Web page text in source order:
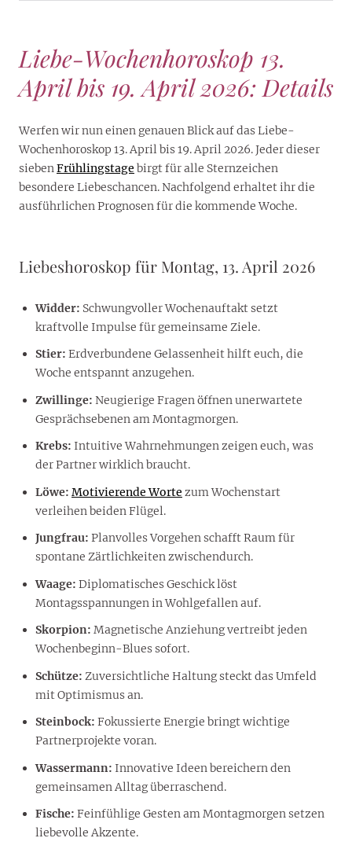
Liebe-Wochenhoroskop 13.
April bis 19. April 2026: Details
Werfen wir nun einen genauen Blick auf das Liebe-
Wochenhoroskop 13. April bis 19. April 2026. Jeder dieser
siebenFrühlingstage birgt für alle Sternzeichen
besondere Liebeschancen. Nachfolgend erhaltet ihr die
ausführlichen Prognosen für die kommende Woche.
Liebeshoroskop für Montag, 13. April 2026
Widder: Schwungvoller Wochenauftakt setzt
kraftvolle Impulse für gemeinsame Ziele.
Stier: Erdverbundene Gelassenheit hilft euch, die
Woche entspannt anzugehen.
Zwillinge: Neugierige Fragen öffnen unerwartete
Gesprächsebenen am Montagmorgen.
Krebs: Intuitive Wahrnehmungen zeigen euch, was
der Partner wirklich braucht.
Löwe: Motivierende Worte zum Wochenstart
verleihen beiden Flügel.
Jungfrau: Planvolles Vorgehen schafft Raum für
spontane Zärtlichkeiten zwischendurch.
Waage: Diplomatisches Geschick löst
Montagsspannungen in Wohlgefallen auf.
Skorpion: Magnetische Anziehung vertreibt jeden
Wochenbeginn-Blues sofort.
Schütze: Zuversichtliche Haltung steckt das Umfeld
mit Optimismus an.
Steinbock: Fokussierte Energie bringt wichtige
Partnerprojekte voran.
Wassermann: Innovative Ideen bereichern den
gemeinsamen Alltag überraschend.
Fische: Feinfühlige Gesten am Montagmorgen setzen
liebevolle Akzente.